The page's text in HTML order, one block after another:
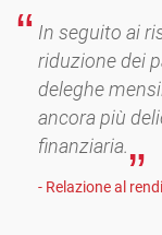
In seguito ai
riduzione dei
deleghe
ancora più
finanziaria.
- Relazione al